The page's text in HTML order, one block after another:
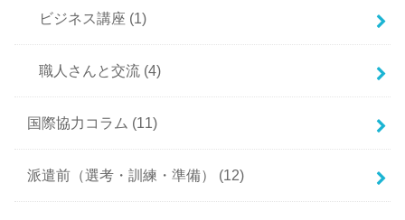
ビジネス講座 (1)
職人さんと交流 (4)
国際協力コラム (11)
派遣前（選考・訓練・準備） (12)